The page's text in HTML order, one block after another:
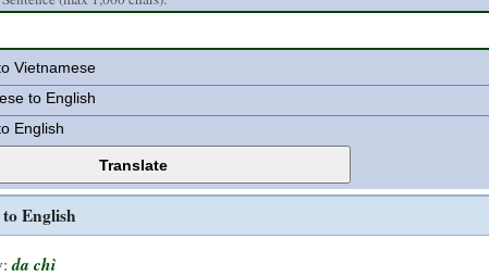
Vietnamese
to English
English
English
da chì